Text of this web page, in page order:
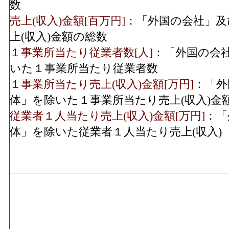
数
売上(収入)金額[百万円] ：「外国の会社」
上(収入)金額の総数
１事業所当たり従業者数[人] ：「外国の会
いた１事業所当たり従業者数
１事業所当たり売上(収入)金額[万円] ：「
体」を除いた１事業所当たり売上(収入)金
従業者１人当たり売上(収入)金額[万円] ：
体」を除いた従業者１人当たり売上(収入)